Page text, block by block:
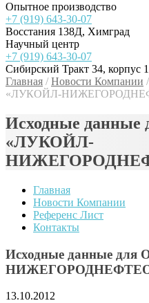
Опытное производство
+7 (919) 643-30-07
Восстания 138Д, Химград
Научный центр
+7 (919) 643-30-07
Сибирский Тракт 34, корпус
Главная / Новости Компании /
«ЛУКОЙЛ-
Исходные
«ЛУКОЙЛ-
Главная
Новости Компании
Референс Лист
Контакты
Исходные данные
13.10.2012